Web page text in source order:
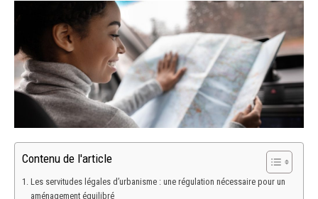
Contenu de l'article
Les servitudes légales d’urbanisme : une régulation nécessaire pour un
aménagement équilibré